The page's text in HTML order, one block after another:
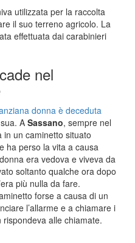
utilizzata per la raccolta
il suo terreno agricolo. La
effettuata dai carabinieri
nel
donna è deceduta
ASassano, sempre nel
un caminetto situato
ha perso la vita a causa
era vedova e viveva da
soltanto qualche ora dopo
più nulla da fare.
forse a causa di un
l’allarme e a chiamare i
alle chiamate.